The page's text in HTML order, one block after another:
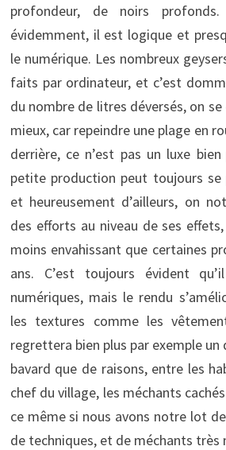
profondeur, de noirs
évidemment, il est logique et
le numérique. Les nombreux
faits par ordinateur, et c’est
du nombre de litres déversés, on
mieux, car repeindre une plage en
derrière, ce n’est pas un luxe bien
petite production peut toujours
et heureusement d’ailleurs, on
des efforts au niveau de ses
moins envahissant que certaines
ans. C’est toujours évident
numériques, mais le rendu
les textures comme les
regrettera bien plus par exemple un
bavard que de raisons, entre les
chef du village, les méchants
ce même si nous avons notre lot
de techniques, et de méchants très